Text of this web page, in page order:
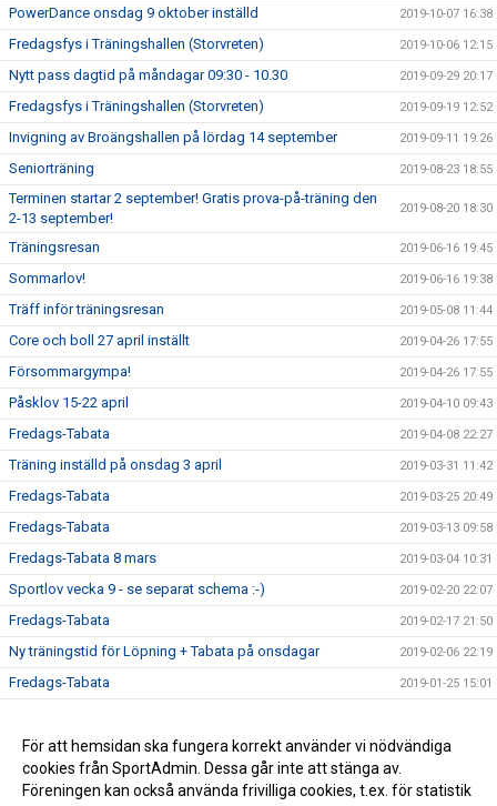
PowerDance onsdag 9 oktober inställd 2019-10-07 16:38
Fredagsfys i Träningshallen (Storvreten) 2019-10-06 12:15
Nytt pass dagtid på måndagar 09:30 - 10.30 2019-09-29 20:17
Fredagsfys i Träningshallen (Storvreten) 2019-09-19 12:52
Invigning av Broängshallen på lördag 14 september 2019-09-11 19:26
Seniorträning 2019-08-23 18:55
Terminen startar 2 september! Gratis prova-på-träning den
2-13 september!
2019-08-20 18:30
Träningsresan 2019-06-16 19:45
Sommarlov! 2019-06-16 19:38
Träff inför träningsresan 2019-05-08 11:44
Core och boll 27 april inställt 2019-04-26 17:55
Försommargympa! 2019-04-26 17:55
Påsklov 15-22 april 2019-04-10 09:43
Fredags-Tabata 2019-04-08 22:27
Träning inställd på onsdag 3 april 2019-03-31 11:42
Fredags-Tabata 2019-03-25 20:49
Fredags-Tabata 2019-03-13 09:58
Fredags-Tabata 8 mars 2019-03-04 10:31
Sportlov vecka 9 - se separat schema :-) 2019-02-20 22:07
Fredags-Tabata 2019-02-17 21:50
Ny träningstid för Löpning + Tabata på onsdagar 2019-02-06 22:19
Fredags-Tabata 2019-01-25 15:01
Ny rutin för köp av termins- / träningskort 2018-12-22 16:09
Vårterminen börjar 14 januari 2018-12-22 16:06
För att hemsidan ska fungera korrekt använder vi nödvändiga
cookies från SportAdmin. Dessa går inte att stänga av.
Föreningen kan också använda frivilliga cookies, t.ex. för statistik